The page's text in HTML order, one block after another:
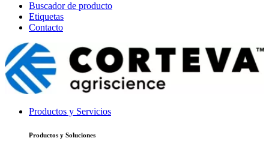
Buscador de producto
Etiquetas
Contacto
Productos y Servicios
Productos y Soluciones